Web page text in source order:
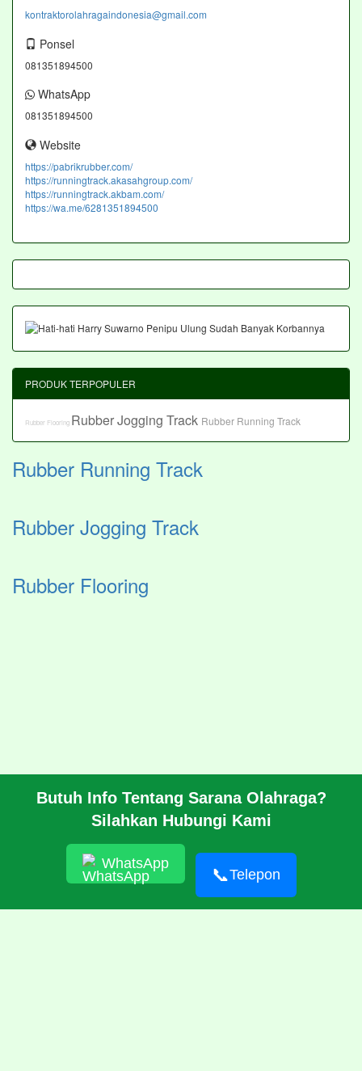
kontraktorolahragaindonesia@gmail.com
Ponsel
081351894500
WhatsApp
081351894500
Website
https://pabrikrubber.com/
https://runningtrack.akasahgroup.com/
https://runningtrack.akbam.com/
https://wa.me/6281351894500
Butuh Info Tentang Sarana Olahraga?
Silahkan Hubungi Kami
WhatsApp
📞Telepon
PRODUK TERPOPULER
Rubber Flooring Rubber Jogging Track Rubber Running Track
Rubber Running Track
Rubber Jogging Track
Rubber Flooring
CARA PESAN
HUBUNGI KAMI
© 2026 https://pabrikrubber.com/ 081351894500 Jasa Pembuatan
Rubber Running Track Lintasan Lari Standar IAAF International